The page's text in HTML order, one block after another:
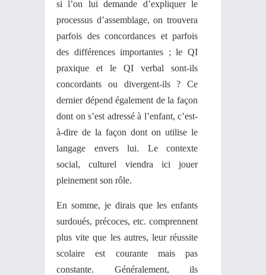
si l’on lui demande d’expliquer le
processus d’assemblage, on trouvera
parfois des concordances et parfois
des différences importantes ; le QI
praxique et le QI verbal sont-ils
concordants ou divergent-ils ? Ce
dernier dépend également de la façon
dont on s’est adressé à l’enfant, c’est-
à-dire de la façon dont on utilise le
langage envers lui. Le contexte
social, culturel viendra ici jouer
pleinement son rôle.
En somme, je dirais que les enfants
surdoués, précoces, etc. comprennent
plus vite que les autres, leur réussite
scolaire est courante mais pas
constante. Généralement, ils